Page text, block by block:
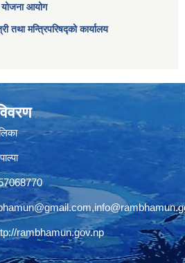
योजना आयोग
तथा मन्त्रिपरिषद्को कार्यालय
,
rambhamun.gov.np